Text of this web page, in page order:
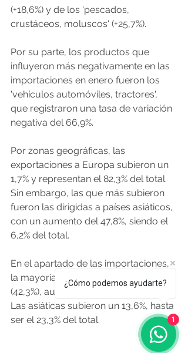
(+18,6%) y de los 'pescados,
crustáceos, moluscos' (+25,7%).
Por su parte, los productos que
influyeron más negativamente en las
importaciones en enero fueron los
'vehículos automóviles, tractores',
que registraron una tasa de variación
negativa del 66,9%.
Por zonas geográficas, las
exportaciones a Europa subieron un
1,7% y representan el 82,3% del total.
Sin embargo, las que más subieron
fueron las dirigidas a países asiáticos,
con un aumento del 47,8%, siendo el
6,2% del total.
En el apartado de las importaciones,
la mayoría procedía de Europa
(42,3%), aunque cayeron un 29,6%.
Las asiáticas subieron un 13,6%, hasta
ser el 23,3% del total.
¿Cómo podemos ayudarte?
1